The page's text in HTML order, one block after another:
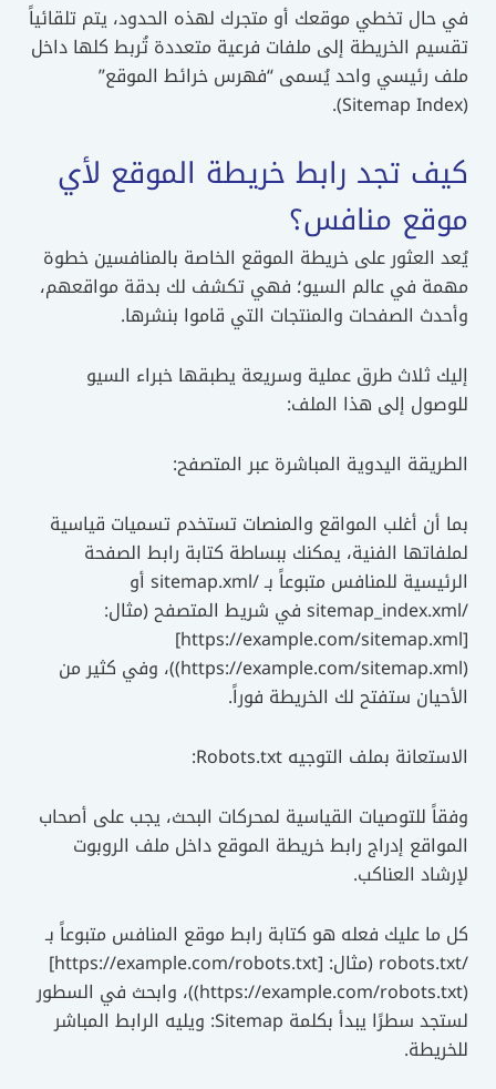
في حال تخطي موقعك أو متجرك لهذه الحدود، يتم تلقائياً
تقسيم الخريطة إلى ملفات فرعية متعددة تُربط كلها داخل
ملف رئيسي واحد يُسمى “فهرس خرائط الموقع”
(Sitemap Index).
كيف تجد رابط خريطة الموقع لأي
موقع منافس؟
يُعد العثور على خريطة الموقع الخاصة بالمنافسين خطوة
مهمة في عالم السيو؛ فهي تكشف لك بدقة مواقعهم،
وأحدث الصفحات والمنتجات التي قاموا بنشرها.
إليك ثلاث طرق عملية وسريعة يطبقها خبراء السيو
للوصول إلى هذا الملف:
الطريقة اليدوية المباشرة عبر المتصفح:
بما أن أغلب المواقع والمنصات تستخدم تسميات قياسية
لملفاتها الفنية، يمكنك ببساطة كتابة رابط الصفحة
الرئيسية للمنافس متبوعاً بـ /sitemap.xml أو
/sitemap_index.xml في شريط المتصفح (مثال:
[https://example.com/sitemap.xml]
(https://example.com/sitemap.xml))، وفي كثير من
الأحيان ستفتح لك الخريطة فوراً.
الاستعانة بملف التوجيه Robots.txt:
وفقاً للتوصيات القياسية لمحركات البحث، يجب على أصحاب
المواقع إدراج رابط خريطة الموقع داخل ملف الروبوت
لإرشاد العناكب.
كل ما عليك فعله هو كتابة رابط موقع المنافس متبوعاً بـ
/robots.txt (مثال: [https://example.com/robots.txt]
(https://example.com/robots.txt))، وابحث في السطور
لستجد سطرًا يبدأ بكلمة Sitemap: ويليه الرابط المباشر
للخريطة.